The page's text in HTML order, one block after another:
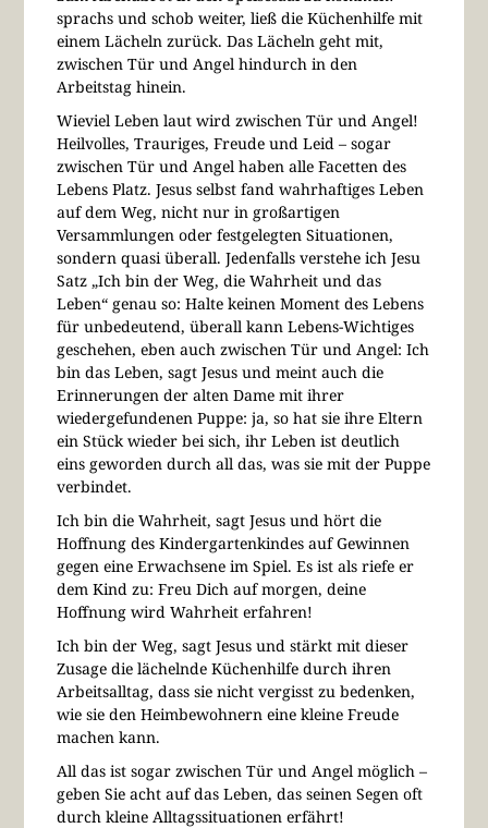
sprachs und schob weiter, ließ die Küchenhilfe mit
einem Lächeln zurück. Das Lächeln geht mit,
zwischen Tür und Angel hindurch in den
Arbeitstag hinein.
Wieviel Leben laut wird zwischen Tür und Angel!
Heilvolles, Trauriges, Freude und Leid – sogar
zwischen Tür und Angel haben alle Facetten des
Lebens Platz. Jesus selbst fand wahrhaftiges Leben
auf dem Weg, nicht nur in großartigen
Versammlungen oder festgelegten Situationen,
sondern quasi überall. Jedenfalls verstehe ich Jesu
Satz „Ich bin der Weg, die Wahrheit und das
Leben“ genau so: Halte keinen Moment des Lebens
für unbedeutend, überall kann Lebens-Wichtiges
geschehen, eben auch zwischen Tür und Angel: Ich
bin das Leben, sagt Jesus und meint auch die
Erinnerungen der alten Dame mit ihrer
wiedergefundenen Puppe: ja, so hat sie ihre Eltern
ein Stück wieder bei sich, ihr Leben ist deutlich
eins geworden durch all das, was sie mit der Puppe
verbindet.
Ich bin die Wahrheit, sagt Jesus und hört die
Hoffnung des Kindergartenkindes auf Gewinnen
gegen eine Erwachsene im Spiel. Es ist als riefe er
dem Kind zu: Freu Dich auf morgen, deine
Hoffnung wird Wahrheit erfahren!
Ich bin der Weg, sagt Jesus und stärkt mit dieser
Zusage die lächelnde Küchenhilfe durch ihren
Arbeitsalltag, dass sie nicht vergisst zu bedenken,
wie sie den Heimbewohnern eine kleine Freude
machen kann.
All das ist sogar zwischen Tür und Angel möglich –
geben Sie acht auf das Leben, das seinen Segen oft
durch kleine Alltagssituationen erfährt!